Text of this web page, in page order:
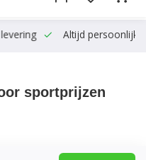
Altijd persoonlijk
sportprijzen